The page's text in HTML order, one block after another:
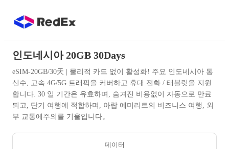
인도네시아 20GB 30Days
eSIM-20GB/30天 | 물리적 카드 없이 활성화! 주요 인도네시아 통
신수, 고속 4G/5G 트래픽을 커버하고 휴대 전화 / 태블릿을 지원
합니다. 30 일 기간은 유효하며, 숨겨진 비용없이 자동으로 만료
되고, 단기 여행에 적합하며, 아랍 에미리트의 비즈니스 여행, 외
부 교통에주의를 기울입니다。
데이터